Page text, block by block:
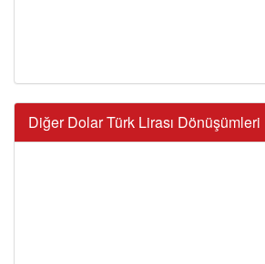
Diğer Dolar Türk Lirası Dönüşümleri